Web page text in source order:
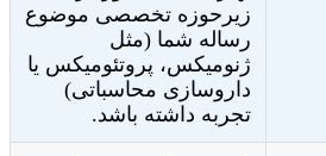
زیرحوزه تخصصی موضوع
رساله شما (مثل
ژنومیکس، پروتئومیکس یا
داروسازی محاسباتی)
تجربه داشته باشد.